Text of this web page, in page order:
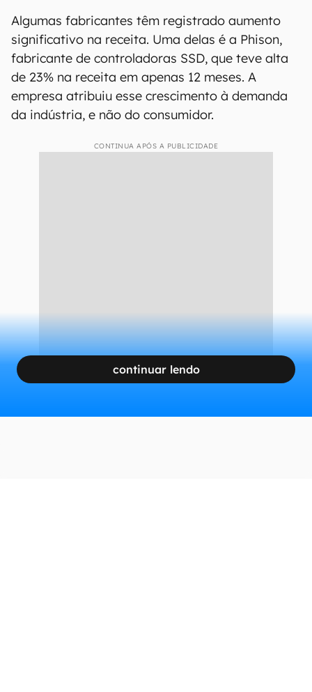
Algumas fabricantes têm registrado aumento
significativo na receita. Uma delas é a Phison,
fabricante de controladoras SSD, que teve alta
de 23% na receita em apenas 12 meses. A
empresa atribuiu esse crescimento à demanda
da indústria, e não do consumidor.
CONTINUA APÓS A PUBLICIDADE
continuar lendo